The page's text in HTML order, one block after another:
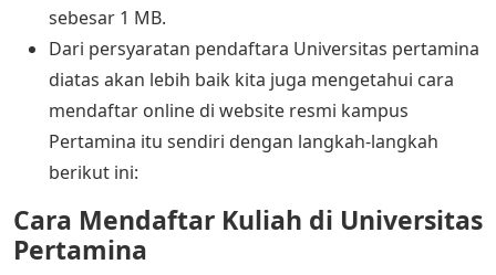
sebesar 1 MB.
Dari persyaratan pendaftara Universitas pertamina
diatas akan lebih baik kita juga mengetahui cara
mendaftar online di website resmi kampus
Pertamina itu sendiri dengan langkah-langkah
berikut ini:
Cara Mendaftar Kuliah di Universitas
Pertamina